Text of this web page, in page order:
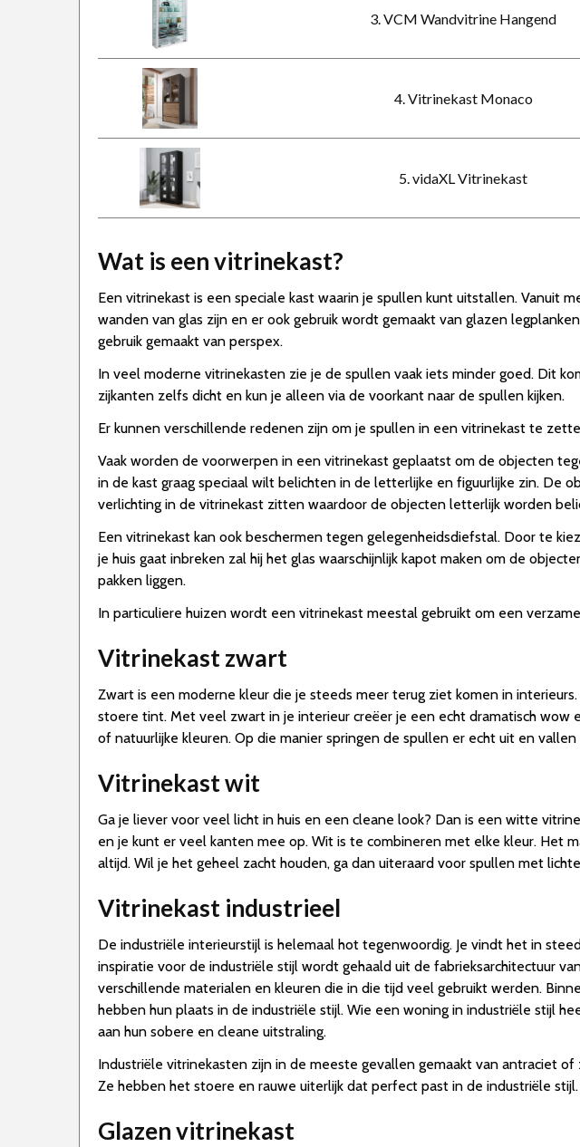
3. VCM Wandvitrine Hangend
4. Vitrinekast Monaco
5. vidaXL Vitrinekast
Wat is een vitrinekast?
Een vitrinekast is een speciale kast waarin je spullen kunt uitstallen. Vanuit
wanden van glas zijn en er ook gebruik wordt gemaakt van glazen
gebruik gemaakt van perspex.
In veel moderne vitrinekasten zie je de spullen vaak iets minder goed. Dit
zijkanten zelfs dicht en kun je alleen via de voorkant naar de spullen kijken.
Er kunnen verschillende redenen zijn om je spullen in een vitrinekast te
Vaak worden de voorwerpen in een vitrinekast geplaatst om de objecten
in de kast graag speciaal wilt belichten in de letterlijke en figuurlijke zin. De
verlichting in de vitrinekast zitten waardoor de objecten letterlijk worden
Een vitrinekast kan ook beschermen tegen gelegenheidsdiefstal. Door te
je huis gaat inbreken zal hij het glas waarschijnlijk kapot maken om de
pakken liggen.
In particuliere huizen wordt een vitrinekast meestal gebruikt om een
Vitrinekast zwart
Zwart is een moderne kleur die je steeds meer terug ziet komen in
stoere tint. Met veel zwart in je interieur creëer je een echt dramatisch
of natuurlijke kleuren. Op die manier springen de spullen er echt uit en
Vitrinekast wit
Ga je liever voor veel licht in huis en een cleane look? Dan is een witte
en je kunt er veel kanten mee op. Wit is te combineren met elke kleur. Het
altijd. Wil je het geheel zacht houden, ga dan uiteraard voor spullen met
Vitrinekast industrieel
De industriële interieurstijl is helemaal hot tegenwoordig. Je vindt het in
inspiratie voor de industriële stijl wordt gehaald uit de fabrieksarchitectuur
verschillende materialen en kleuren die in die tijd veel gebruikt werden.
hebben hun plaats in de industriële stijl. Wie een woning in industriële stijl
aan hun sobere en cleane uitstraling.
Industriële vitrinekasten zijn in de meeste gevallen gemaakt van antraciet
Ze hebben het stoere en rauwe uiterlijk dat perfect past in de industriële stijl.
Glazen vitrinekast